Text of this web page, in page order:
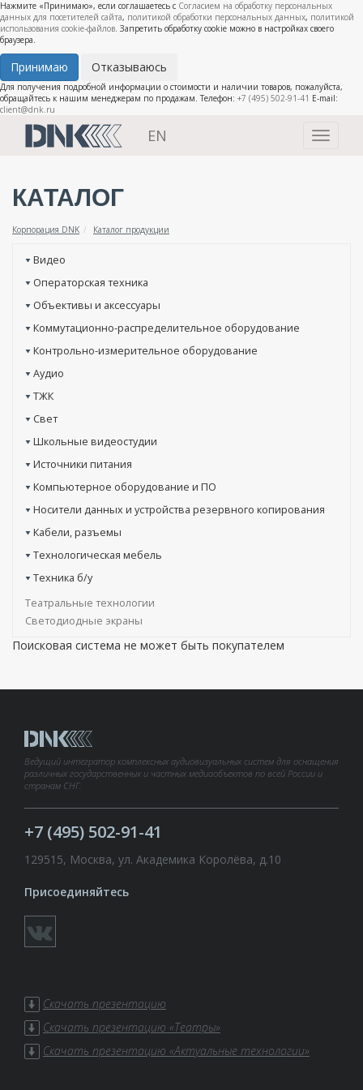
Нажмите «Принимаю», если соглашаетесь с Согласием на обработку персональных
данных для посетителей сайта, политикой обработки персональных данных, политикой
использования cookie-файлов. Запретить обработку cookie можно в настройках своего
браузера.
Принимаю Отказываюсь
Для получения подробной информации о стоимости и наличии товаров, пожалуйста,
обращайтесь к нашим менеджерам по продажам. Телефон: +7 (495) 502-91-41 E-mail:
client@dnk.ru
Toggle
EN
КАТАЛОГ
Корпорация DNK Каталог продукции
Видео
Операторская техника
Объективы и аксессуары
Коммутационно-распределительное оборудование
Контрольно-измерительное оборудование
Аудио
ТЖК
Свет
Школьные видеостудии
Источники питания
Компьютерное оборудование и ПО
Носители данных и устройства резервного копирования
Кабели, разъемы
Технологическая мебель
Техника б/у
Театральные технологии
Светодиодные экраны
Поисковая система не может быть покупателем
Ведущий интегратор комплексных аудиовизуальных систем для оснащения
различных государственных и частных медиаобъектов по всей России и
странам СНГ.
+7 (495) 502-91-41
129515, Москва, ул. Академика Королёва, д.10
Присоединяйтесь
Скачать презентацию
Скачать презентацию «Театры»
Скачать презентацию «Актуальные технологии»